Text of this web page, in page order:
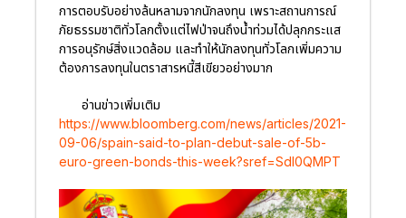
การตอบรับอย่างล้นหลามจากนักลงทุน เพราะสถานการณ์
ภัยธรรมชาติทั่วโลกตั้งแต่ไฟป่าจนถึงน้ำท่วมได้ปลุกกระแส
การอนุรักษ์สิ่งแวดล้อม และทำให้นักลงทุนทั่วโลกเพิ่มความ
ต้องการลงทุนในตราสารหนี้สีเขียวอย่างมาก
อ่านข่าวเพิ่มเติม
https://www.bloomberg.com/news/articles/2021-
09-06/spain-said-to-plan-debut-sale-of-5b-
euro-green-bonds-this-week?sref=Sdl0QMPT